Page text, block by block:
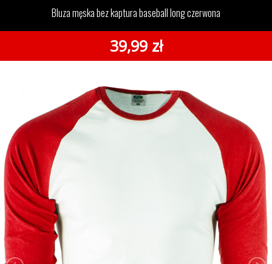
bez kaptura baseball long czerwona
Bluza męska bez kaptura baseball long czerwona
39,99 zł